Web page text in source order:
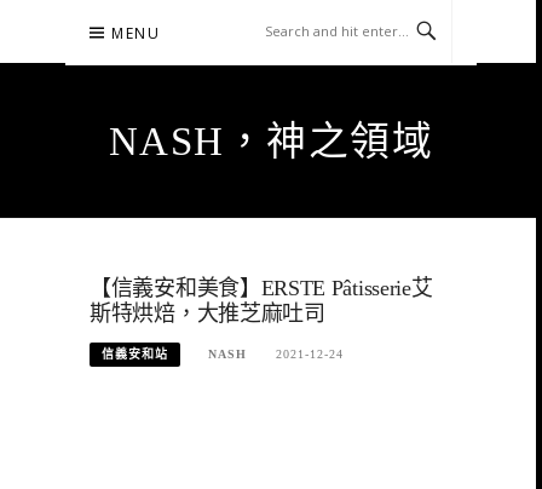
content
MENU
NASH，神之領域
【信義安和美食】ERSTE Pâtisserie艾
斯特烘焙，大推芝麻吐司
信義安和站 NASH 2021-12-24